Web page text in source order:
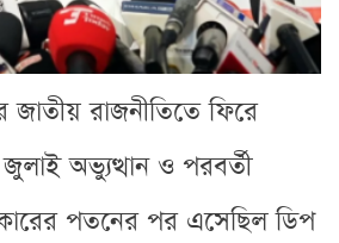
জাতীয় রাজনীতিতে ফিরে
অভ্যুত্থান ও পরবর্তী
পতনের পর এসেছিল ডিপ